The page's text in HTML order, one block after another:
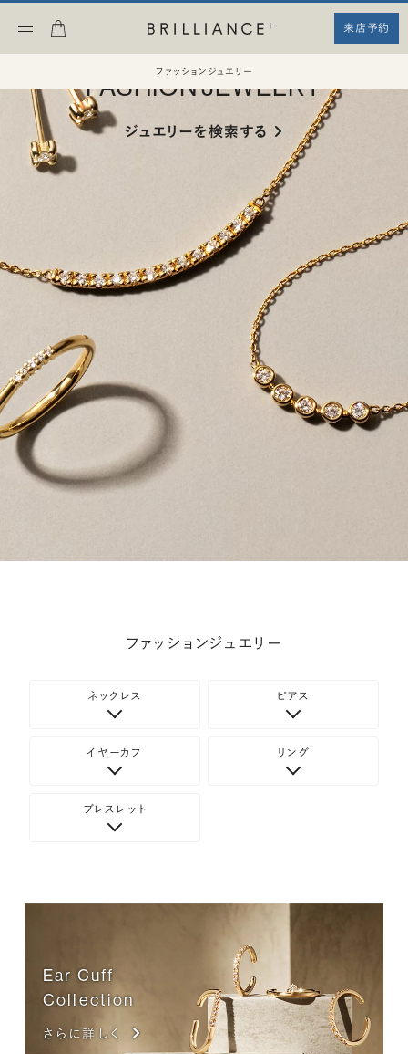
来店予約
ファッションジュエリー
ファッションジュエリー
FASHION JEWELRY
ジュエリーを検索する
ファッションジュエリー
ネックレス ピアス
イヤーカフ リング
ブレスレット
Ear Cuff
Collection
さらに詳しく